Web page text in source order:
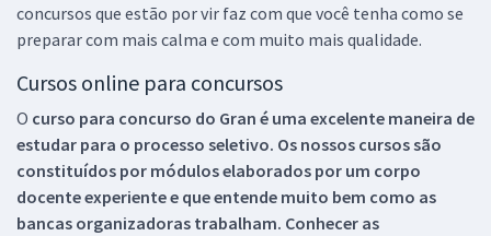
concursos que estão por vir faz com que você tenha como se
preparar com mais calma e com muito mais qualidade.
Cursos online para concursos
O curso para concurso do Gran é uma excelente maneira de
estudar para o processo seletivo. Os nossos cursos são
constituídos por módulos elaborados por um corpo
docente experiente e que entende muito bem como as
bancas organizadoras trabalham. Conhecer as